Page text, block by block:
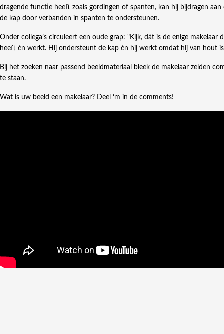
dragende functie heeft zoals gordingen of spanten, kan hij bijdragen
de kap door verbanden in spanten te ondersteunen.
Onder collega’s circuleert een oude grap: "Kijk, dát is de enige makelaar
heeft én werkt. Hij ondersteunt de kap én hij werkt omdat hij van hout
Bij het zoeken naar passend beeldmateriaal bleek de makelaar zelden
te staan.
Wat is uw beeld een makelaar? Deel ‘m in de comments!